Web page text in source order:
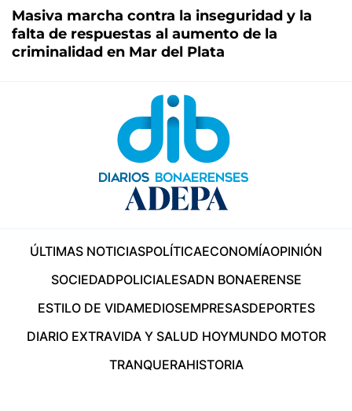
Masiva marcha contra la inseguridad y la
falta de respuestas al aumento de la
criminalidad en Mar del Plata
ÚLTIMAS NOTICIASPOLÍTICAECONOMÍAOPINIÓN
SOCIEDADPOLICIALESADN BONAERENSE
ESTILO DE VIDAMEDIOSEMPRESASDEPORTES
DIARIO EXTRAVIDA Y SALUD HOYMUNDO MOTOR
TRANQUERAHISTORIA